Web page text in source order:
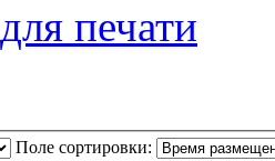
печати
Поле сортировки: